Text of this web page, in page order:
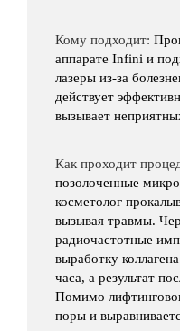
Кому подходит:
аппарате Infini и
лазеры из-за
действует
вызывает
Как проходит
позолоченные
косметолог
вызывая травмы.
радиочастотные
выработку
часа, а результат
Помимо
поры и